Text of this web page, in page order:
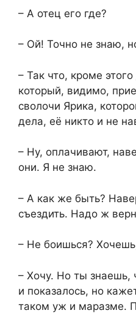
– А отец его где?
– Ой! Точно не знаю,
– Так что, кроме
который, видимо,
сволочи Ярика,
дела, её никто и не
– Ну, оплачивают,
они. Я не знаю.
– А как же быть?
съездить. Надо ж
– Не боишься?
– Хочу. Но ты
и показалось, но
таком уж и маразме.